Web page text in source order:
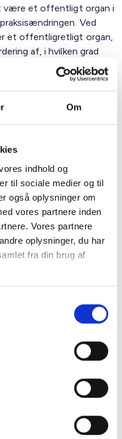
Om
indhold og
til sociale medier og til
også oplysninger om
vores partnere inden
Vores partnere
oplysninger, du har
fra din brug af
være et offentligt organ i
Ved
et offentligretligt organ,
af, i hvilken grad
forvaltning.
indbetalt tilbage til 1.
den opkrævede moms,
2, nr. 2 og 3om
- Styresignal fra
selskab eller et A/S,
Viden